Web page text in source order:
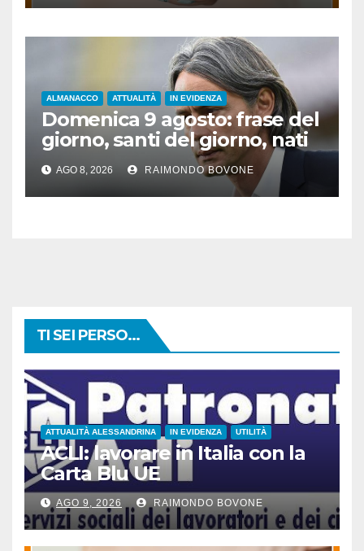
ALMANACCO ATTUALITÀ IN EVIDENZA
Domenica 9 agosto: frase del
giorno, santi del giorno, nati
famosi, accadde oggi
AGO 8, 2026 RAIMONDO BOVONE
TI SEI PERSO...
ATTUALITÀ ALESSANDRINA IN EVIDENZA UTILITÀ
ACLI: lavorare in Italia con la
Carta Blu UE
AGO 9, 2026 RAIMONDO BOVONE